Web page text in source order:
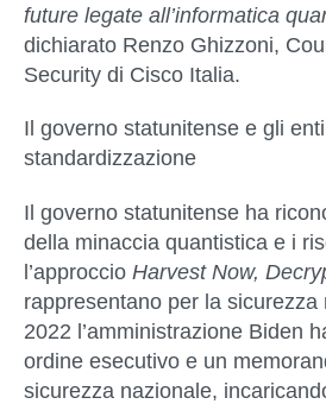
future legate all’informatica
dichiarato Renzo Ghizzoni,
Security di Cisco Italia.
Il governo statunitense e gli
standardizzazione
Il governo statunitense ha
della minaccia quantistica e i
l’approccio Harvest Now,
rappresentano per la sicurezza
2022 l’amministrazione Biden
ordine esecutivo e un
sicurezza nazionale,